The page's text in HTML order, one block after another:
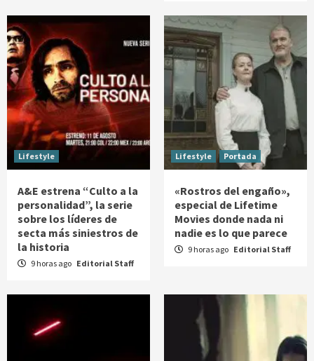
Lifestyle
A&E estrena “Culto a la
personalidad”, la serie
sobre los líderes de
secta más siniestros de
la historia
9 horas ago Editorial Staff
Lifestyle Portada
«Rostros del engaño»,
especial de Lifetime
Movies donde nada ni
nadie es lo que parece
9 horas ago Editorial Staff